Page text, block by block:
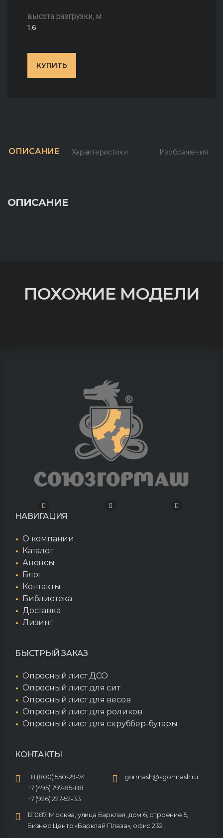
высота разгрузки, м
1,6
КУПИТЬ
ОПИСАНИЕ Характеристики Изображения
ОПИСАНИЕ
ПОХОЖИЕ МОДЕЛИ
НАВИГАЦИЯ
О компании
Каталог
Анонсы
Блог
Контакты
Библиотека
Доставка
Лизинг
БЫСТРЫЙ ЗАКАЗ
Опросный лист ДСО
Опросный лист для сит
Опросный лист для весов
Опросный лист для роликов
Опросный лист для скруббер-бутары
КОНТАКТЫ
8 (800) 550-29-74
+7 (495) 797-85-88
+7 (926) 227-52-33
gormash@sgormash.ru
121087, Москва, улица Барклая, дом 6, строение 5,
Бизнес Центр «Барклай Плаза», офис 232